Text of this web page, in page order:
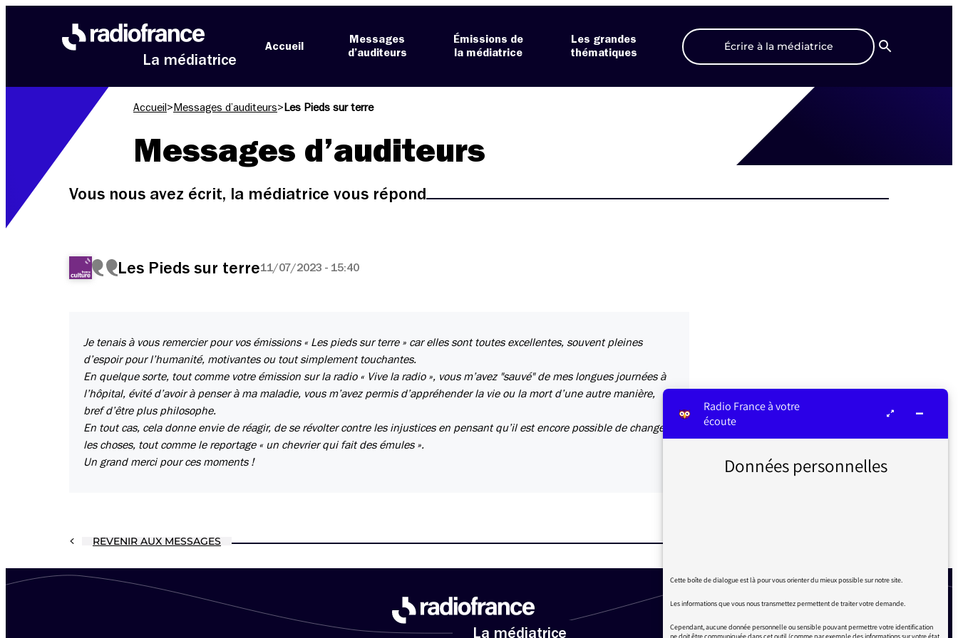
La médiatrice
Accueil
Messages
d’auditeurs
Émissions de
la médiatrice
Les grandes
thématiques
Écrire à la médiatrice
Recherche
Accueil > Messages d’auditeurs> Les Pieds sur terre
Messages d’auditeurs
Vous nous avez écrit, la médiatrice vous répond
Les Pieds sur terre11/07/2023 - 15:40
Je tenais à vous remercier pour vos émissions « Les pieds sur terre » car elles sont toutes excellentes, souvent pleines
d’espoir pour l’humanité, motivantes ou tout simplement touchantes.
En quelque sorte, tout comme votre émission sur la radio « Vive la radio », vous m’avez "sauvé" de mes longues journées à
l’hôpital, évité d’avoir à penser à ma maladie, vous m’avez permis d’appréhender la vie ou la mort d’une autre manière,
bref d’être plus philosophe.
En tout cas, cela donne envie de réagir, de se révolter contre les injustices en pensant qu’il est encore possible de changer
les choses, tout comme le reportage « un chevrier qui fait des émules ».
Un grand merci pour ces moments !
REVENIR AUX MESSAGES
La médiatrice
Radio France à votre
écoute
Données personnelles
Cette boîte de dialogue est là pour vous orienter du mieux possible sur notre site.
Les informations que vous nous transmettez permettent de traiter votre demande.
Cependant, aucune donnée personnelle ou sensible pouvant permettre votre identification